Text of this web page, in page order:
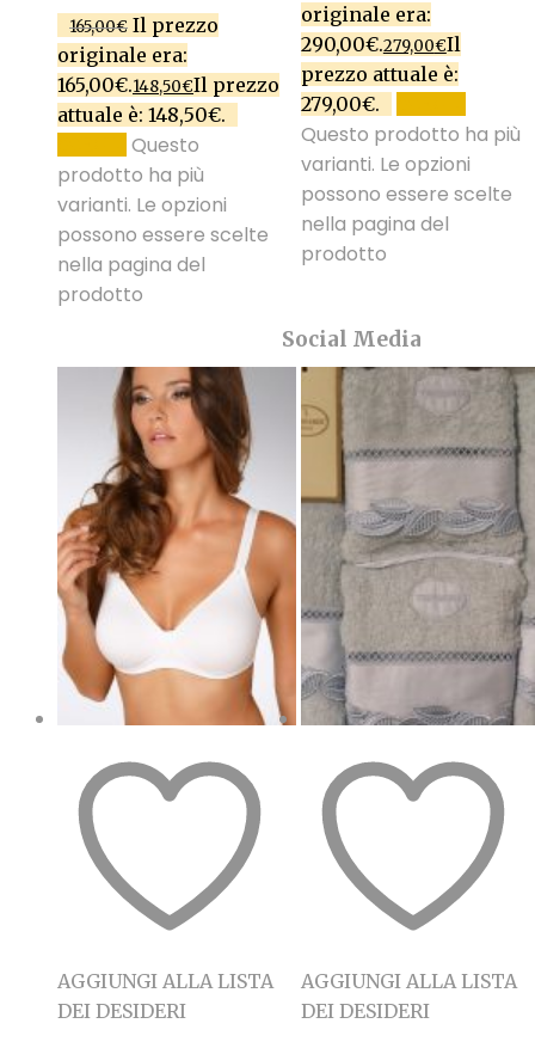
165,00€ Il prezzo
originale era:
165,00€.148,50€Il prezzo
attuale è: 148,50€.
Questo
prodotto ha più
varianti. Le opzioni
possono essere scelte
nella pagina del
prodotto
originale era:
290,00€.279,00€Il
prezzo attuale è:
279,00€.
Questo prodotto ha più
varianti. Le opzioni
possono essere scelte
nella pagina del
prodotto
AGGIUNGI ALLA LISTA
DEI DESIDERI
AGGIUNGI ALLA LISTA
DEI DESIDERI
Social Media